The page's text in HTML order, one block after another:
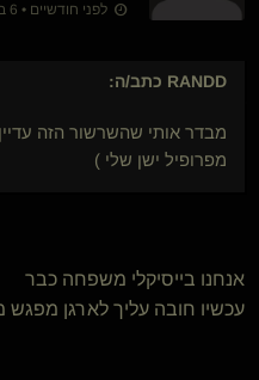
לפני חודשיים • 6 ביוני 2026
RANDD כתב/ה:
מבדר אותי שהשרשור הזה
מפרופיל ישן שלי )
אנחנו בייסיקלי משפחה כבר
עכשיו חובה עליך לארגן